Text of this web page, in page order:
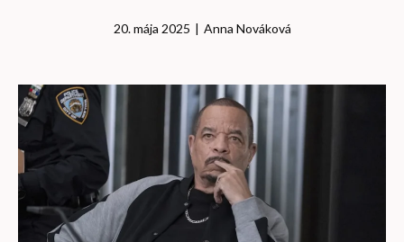
20. mája 2025 | Anna Nováková